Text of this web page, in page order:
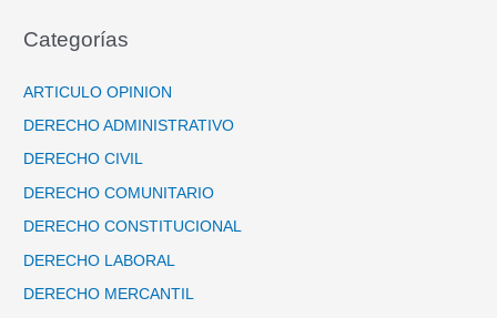
Categorías
ARTICULO OPINION
DERECHO ADMINISTRATIVO
DERECHO CIVIL
DERECHO COMUNITARIO
DERECHO CONSTITUCIONAL
DERECHO LABORAL
DERECHO MERCANTIL